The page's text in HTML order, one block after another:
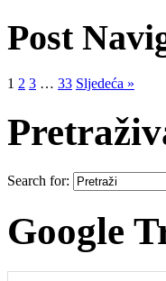
Post
1 2 3 … 33 Sljedeća »
Search for:
Google